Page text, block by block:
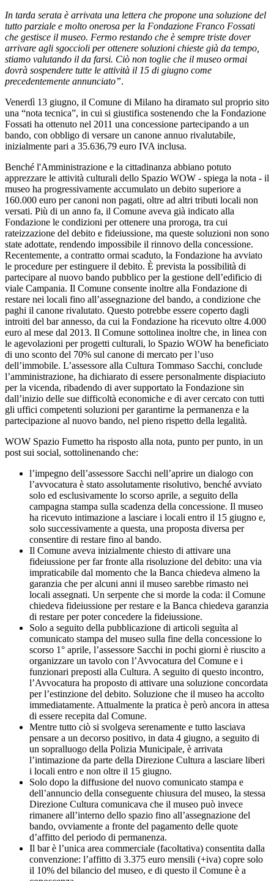
In tarda serata è arrivata una lettera che propone una soluzione del
tutto parziale e molto onerosa per la Fondazione Franco Fossati
che gestisce il museo. Fermo restando che è sempre triste dover
arrivare agli sgoccioli per ottenere soluzioni chieste già da tempo,
stiamo valutando il da farsi. Ciò non toglie che il museo ormai
dovrà sospendere tutte le attività il 15 di giugno come
precedentemente annunciato”.
Venerdì 13 giugno, il Comune di Milano ha diramato sul proprio sito
una “nota tecnica”, in cui si giustifica sostenendo che la Fondazione
Fossati ha ottenuto nel 2011 una concessione partecipando a un
bando, con obbligo di versare un canone annuo rivalutabile,
inizialmente pari a 35.636,79 euro IVA inclusa.
Benché l'Amministrazione e la cittadinanza abbiano potuto
apprezzare le attività culturali dello Spazio WOW - spiega la nota - il
museo ha progressivamente accumulato un debito superiore a
160.000 euro per canoni non pagati, oltre ad altri tributi locali non
versati. Più di un anno fa, il Comune aveva già indicato alla
Fondazione le condizioni per ottenere una proroga, tra cui
rateizzazione del debito e fideiussione, ma queste soluzioni non sono
state adottate, rendendo impossibile il rinnovo della concessione.
Recentemente, a contratto ormai scaduto, la Fondazione ha avviato
le procedure per estinguere il debito. È prevista la possibilità di
partecipare al nuovo bando pubblico per la gestione dell’edificio di
viale Campania. Il Comune consente inoltre alla Fondazione di
restare nei locali fino all’assegnazione del bando, a condizione che
paghi il canone rivalutato. Questo potrebbe essere coperto dagli
introiti del bar annesso, da cui la Fondazione ha ricevuto oltre 4.000
euro al mese dal 2013. Il Comune sottolinea inoltre che, in linea con
le agevolazioni per progetti culturali, lo Spazio WOW ha beneficiato
di uno sconto del 70% sul canone di mercato per l’uso
dell’immobile. L’assessore alla Cultura Tommaso Sacchi, conclude
l’amministrazione, ha dichiarato di essere personalmente dispiaciuto
per la vicenda, ribadendo di aver supportato la Fondazione sin
dall’inizio delle sue difficoltà economiche e di aver cercato con tutti
gli uffici competenti soluzioni per garantirne la permanenza e la
partecipazione al nuovo bando, nel pieno rispetto della legalità.
WOW Spazio Fumetto ha risposto alla nota, punto per punto, in un
post sui social, sottolinenando che:
l’impegno dell’assessore Sacchi nell’aprire un dialogo con
l’avvocatura è stato assolutamente risolutivo, benché avviato
solo ed esclusivamente lo scorso aprile, a seguito della
campagna stampa sulla scadenza della concessione. Il museo
ha ricevuto intimazione a lasciare i locali entro il 15 giugno e,
solo successivamente a questa, una proposta diversa per
consentire di restare fino al bando.
Il Comune aveva inizialmente chiesto di attivare una
fideiussione per far fronte alla risoluzione del debito: una via
impraticabile dal momento che la Banca chiedeva almeno la
garanzia che per alcuni anni il museo sarebbe rimasto nei
locali assegnati. Un serpente che si morde la coda: il Comune
chiedeva fideiussione per restare e la Banca chiedeva garanzia
di restare per poter concedere la fideiussione.
Solo a seguito della pubblicazione di articoli seguìta al
comunicato stampa del museo sulla fine della concessione lo
scorso 1° aprile, l’assessore Sacchi in pochi giorni è riuscito a
organizzare un tavolo con l’Avvocatura del Comune e i
funzionari preposti alla Cultura. A seguito di questo incontro,
l’Avvocatura ha proposto di attivare una soluzione concordata
per l’estinzione del debito. Soluzione che il museo ha accolto
immediatamente. Attualmente la pratica è però ancora in attesa
di essere recepita dal Comune.
Mentre tutto ciò si svolgeva serenamente e tutto lasciava
pensare a un decorso positivo, in data 4 giugno, a seguito di
un sopralluogo della Polizia Municipale, è arrivata
l’intimazione da parte della Direzione Cultura a lasciare liberi
i locali entro e non oltre il 15 giugno.
Solo dopo la diffusione del nuovo comunicato stampa e
dell’annuncio della conseguente chiusura del museo, la stessa
Direzione Cultura comunicava che il museo può invece
rimanere all’interno dello spazio fino all’assegnazione del
bando, ovviamente a fronte del pagamento delle quote
d’affitto del periodo di permanenza.
Il bar è l’unica area commerciale (facoltativa) consentita dalla
convenzione: l’affitto di 3.375 euro mensili (+iva) copre solo
il 10% del bilancio del museo, e di questo il Comune è a